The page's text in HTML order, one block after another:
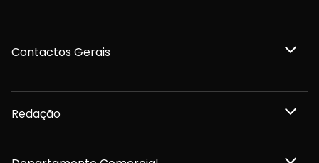
Contactos Gerais
Redação